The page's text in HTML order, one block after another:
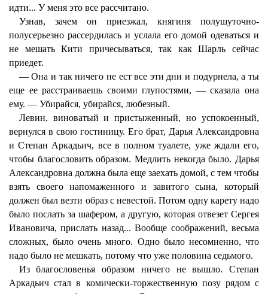
идти... У меня это все рассчитано.
Узнав, зачем он приезжал, княгиня полушуточно-
полусерьезно рассердилась и услала его домой одеваться и
не мешать Кити причесываться, так как Шарль сейчас
приедет.
— Она и так ничего не ест все эти дни и подурнела, а ты
еще ее расстраиваешь своими глупостями, — сказала она
ему. — Убирайся, убирайся, любезный.
Левин, виноватый и пристыженный, но успокоенный,
вернулся в свою гостиницу. Его брат, Дарья Александровна
и Степан Аркадьич, все в полном туалете, уже ждали его,
чтобы благословить образом. Медлить некогда было. Дарья
Александровна должна была еще заехать домой, с тем чтобы
взять своего напомаженного и завитого сына, который
должен был везти образ с невестой. Потом одну карету надо
было послать за шафером, а другую, которая отвезет Сергея
Ивановича, прислать назад... Вообще соображений, весьма
сложных, было очень много. Одно было несомненно, что
надо было не мешкать, потому что уже половина седьмого.
Из благословенья образом ничего не вышло. Степан
Аркадьич стал в комически-торжественную позу рядом с